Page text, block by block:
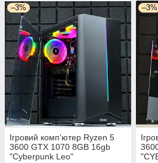
–3%
Ігровий комп'ютер Ryzen 5
3600 GTX 1070 8GB 16gb
"Cyberpunk Leo"
–3%